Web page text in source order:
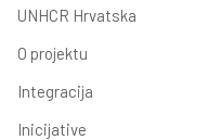
UNHCR Hrvatska
O projektu
Integracija
Inicijative